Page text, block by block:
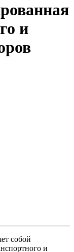
и
собой
и